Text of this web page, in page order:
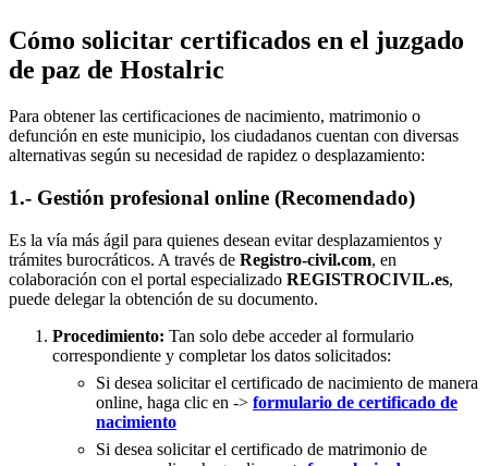
Cómo solicitar certificados en el juzgado
de paz de Hostalric
Para obtener las certificaciones de nacimiento, matrimonio o
defunción en este municipio, los ciudadanos cuentan con diversas
alternativas según su necesidad de rapidez o desplazamiento:
1.- Gestión profesional online (Recomendado)
Es la vía más ágil para quienes desean evitar desplazamientos y
trámites burocráticos. A través de Registro-civil.com, en
colaboración con el portal especializado REGISTROCIVIL.es,
puede delegar la obtención de su documento.
Procedimiento: Tan solo debe acceder al formulario
correspondiente y completar los datos solicitados:
Si desea solicitar el certificado de nacimiento de manera
online, haga clic en -> formulario de certificado de
nacimiento
Si desea solicitar el certificado de matrimonio de